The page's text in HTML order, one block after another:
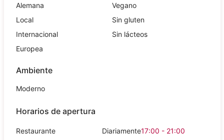
Alemana
Local
Internacional
Europea
Vegano
Sin gluten
Sin lácteos
Ambiente
Moderno
Horarios de apertura
Restaurante Diariamente17:00 - 21:00